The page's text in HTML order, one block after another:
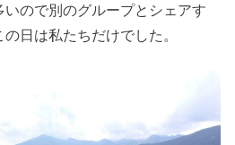
ので別のグループとシェアす
日は私たちだけでした。